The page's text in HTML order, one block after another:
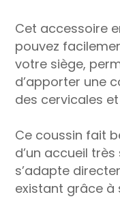
Cet accessoire
pouvez
votre siège,
d’apporter une
des cervicales
Ce coussin fait
d’un accueil
s’adapte
existant grâce à